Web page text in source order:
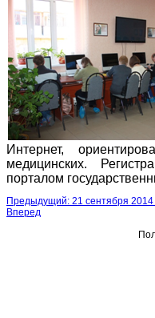
Интернет,
медицинских.
порталом
Предыдущий: 21 сентября 2014
Вперед